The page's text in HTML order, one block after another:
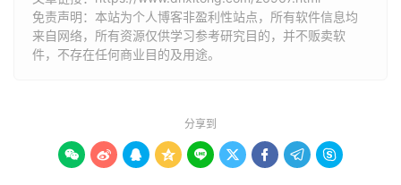
免责声明：本站为个人博客非盈利性站点，所有软件信息均
来自网络，所有资源仅供学习参考研究目的，并不贩卖软
件，不存在任何商业目的及用途。
分享到
        